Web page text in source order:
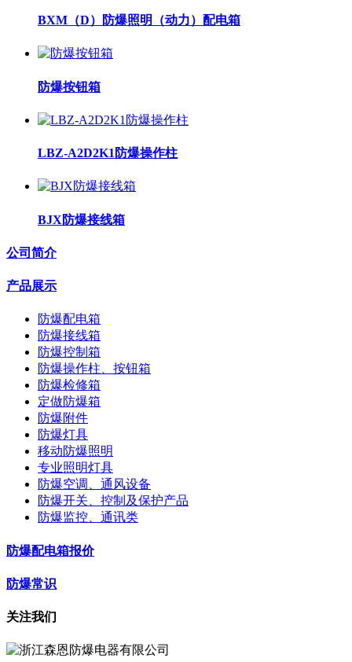
BXM（D）防爆照明（动力）配电箱
防爆按钮箱
LBZ-A2D2K1防爆操作柱
BJX防爆接线箱
公司简介
产品展示
防爆配电箱
防爆接线箱
防爆控制箱
防爆操作柱、按钮箱
防爆检修箱
定做防爆箱
防爆附件
防爆灯具
移动防爆照明
专业照明灯具
防爆空调、通风设备
防爆开关、控制及保护产品
防爆监控、通讯类
防爆配电箱报价
防爆常识
关注我们